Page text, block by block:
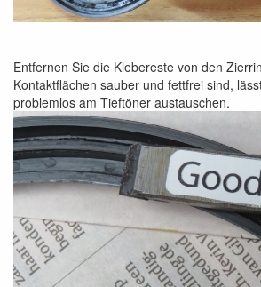
Entfernen Sie die Klebereste von den
Kontaktflächen sauber und fettfrei sind,
problemlos am Tieftöner austauschen.